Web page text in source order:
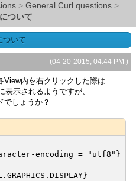
> General Curl questions >
ついて
ついて
(04-20-2015, 04:44 PM )
View内を右クリックした際は
示されるようですが、
でしょうか？
encoding = "utf8"}